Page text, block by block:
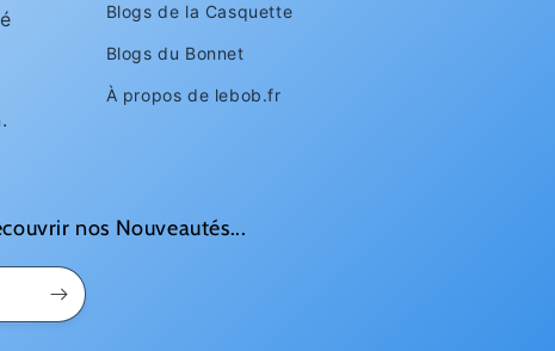
Blogs de la Casquette
Blogs du Bonnet
À propos de lebob.fr
nos Nouveautés...